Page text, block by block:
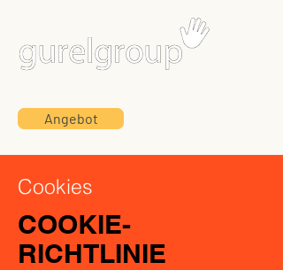
Angebot
Cookies
COOKIE-
RICHTLINIE